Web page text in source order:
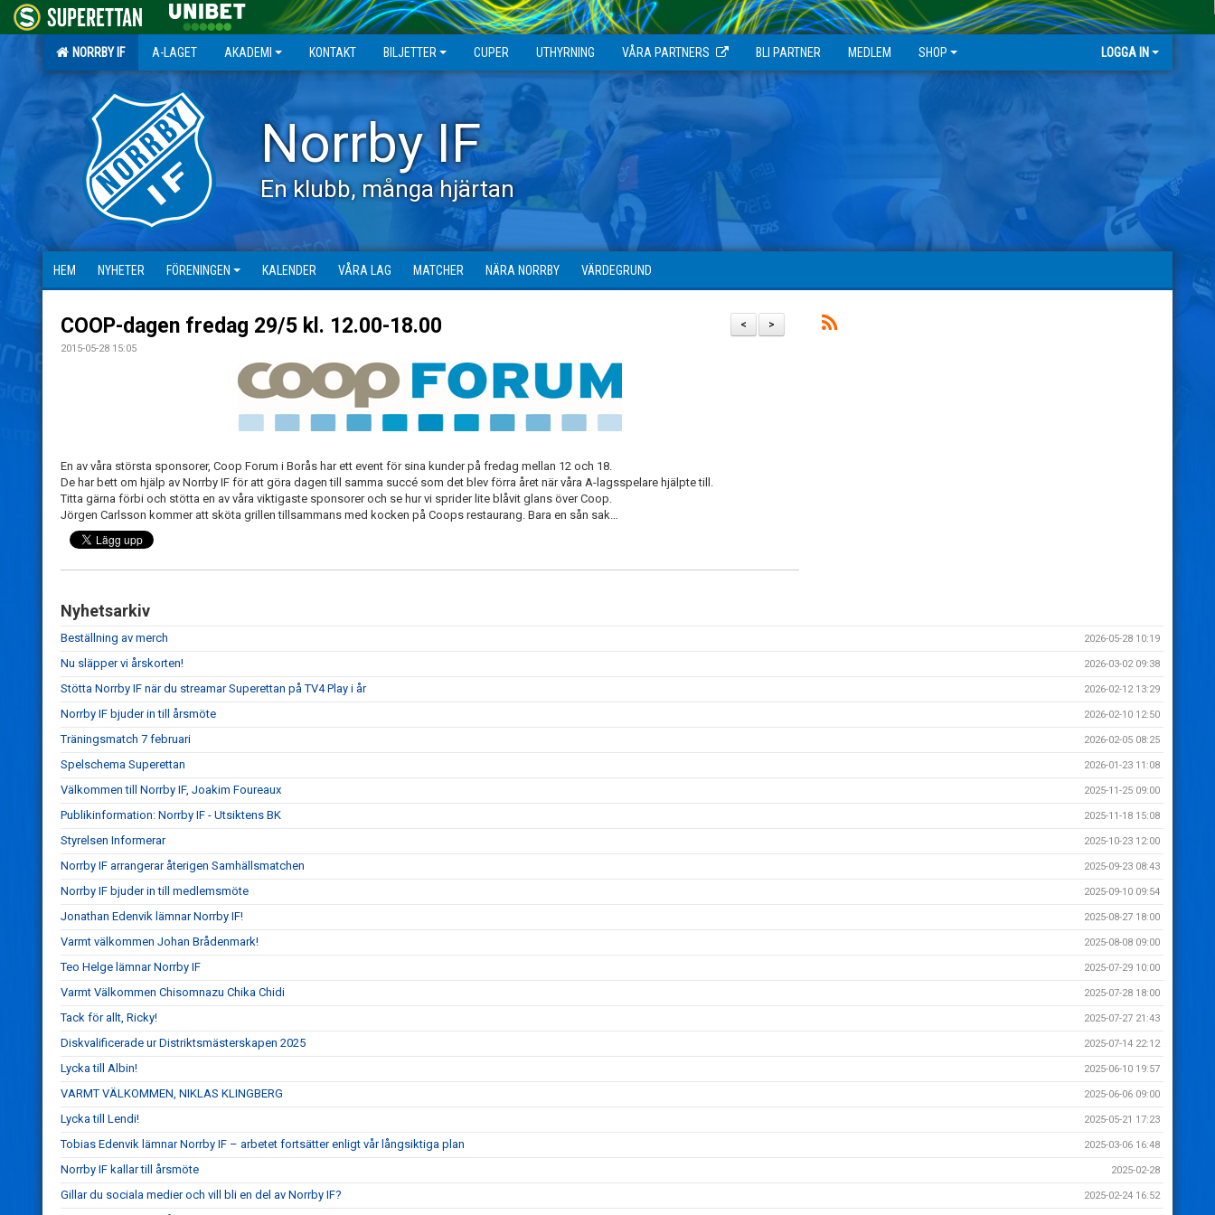
NORRBY IF A-LAGET AKADEMI KONTAKT BILJETTER CUPER UTHYRNING VÅRA PARTNERS BLI PARTNER MEDLEM SHOP LOGGA IN
Norrby IF
En klubb, många hjärtan
HEM NYHETER FÖRENINGEN KALENDER VÅRA LAG MATCHER NÄRA NORRBY VÄRDEGRUND
>
<
COOP-dagen fredag 29/5 kl. 12.00-18.00
2015-05-28 15:05
En av våra största sponsorer, Coop Forum i Borås har ett event för sina kunder på fredag mellan 12 och 18.
De har bett om hjälp av Norrby IF för att göra dagen till samma succé som det blev förra året när våra A-lagsspelare hjälpte till.
Titta gärna förbi och stötta en av våra viktigaste sponsorer och se hur vi sprider lite blåvit glans över Coop.
Jörgen Carlsson kommer att sköta grillen tillsammans med kocken på Coops restaurang. Bara en sån sak…
Nyhetsarkiv
Beställning av merch 2026-05-28 10:19
Nu släpper vi årskorten! 2026-03-02 09:38
Stötta Norrby IF när du streamar Superettan på TV4 Play i år 2026-02-12 13:29
Norrby IF bjuder in till årsmöte 2026-02-10 12:50
Träningsmatch 7 februari 2026-02-05 08:25
Spelschema Superettan 2026-01-23 11:08
Välkommen till Norrby IF, Joakim Foureaux 2025-11-25 09:00
Publikinformation: Norrby IF - Utsiktens BK 2025-11-18 15:08
Styrelsen Informerar 2025-10-23 12:00
Norrby IF arrangerar återigen Samhällsmatchen 2025-09-23 08:43
Norrby IF bjuder in till medlemsmöte 2025-09-10 09:54
Jonathan Edenvik lämnar Norrby IF! 2025-08-27 18:00
Varmt välkommen Johan Brådenmark! 2025-08-08 09:00
Teo Helge lämnar Norrby IF 2025-07-29 10:00
Varmt Välkommen Chisomnazu Chika Chidi 2025-07-28 18:00
Tack för allt, Ricky! 2025-07-27 21:43
Diskvalificerade ur Distriktsmästerskapen 2025 2025-07-14 22:12
Lycka till Albin! 2025-06-10 19:57
VARMT VÄLKOMMEN, NIKLAS KLINGBERG 2025-06-06 09:00
Lycka till Lendi! 2025-05-21 17:23
Tobias Edenvik lämnar Norrby IF – arbetet fortsätter enligt vår långsiktiga plan 2025-03-06 16:48
Norrby IF kallar till årsmöte 2025-02-28
Gillar du sociala medier och vill bli en del av Norrby IF? 2025-02-24 16:52